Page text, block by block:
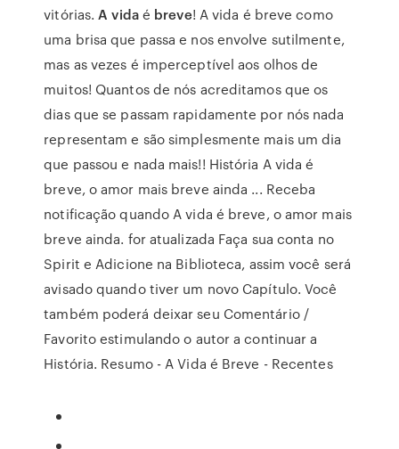
vitórias.A vidaé breve! A vida é breve como
uma brisa que passa e nos envolve sutilmente,
mas as vezes é imperceptível aos olhos de
muitos! Quantos de nós acreditamos que os
dias que se passam rapidamente por nós nada
representam e são simplesmente mais um dia
que passou e nada mais!! História A vida é
breve, o amor mais breve ainda ... Receba
notificação quando A vida é breve, o amor mais
breve ainda. for atualizada Faça sua conta no
Spirit e Adicione na Biblioteca, assim você será
avisado quando tiver um novo Capítulo. Você
também poderá deixar seu Comentário /
Favorito estimulando o autor a continuar a
História. Resumo - A Vida é Breve - Recentes